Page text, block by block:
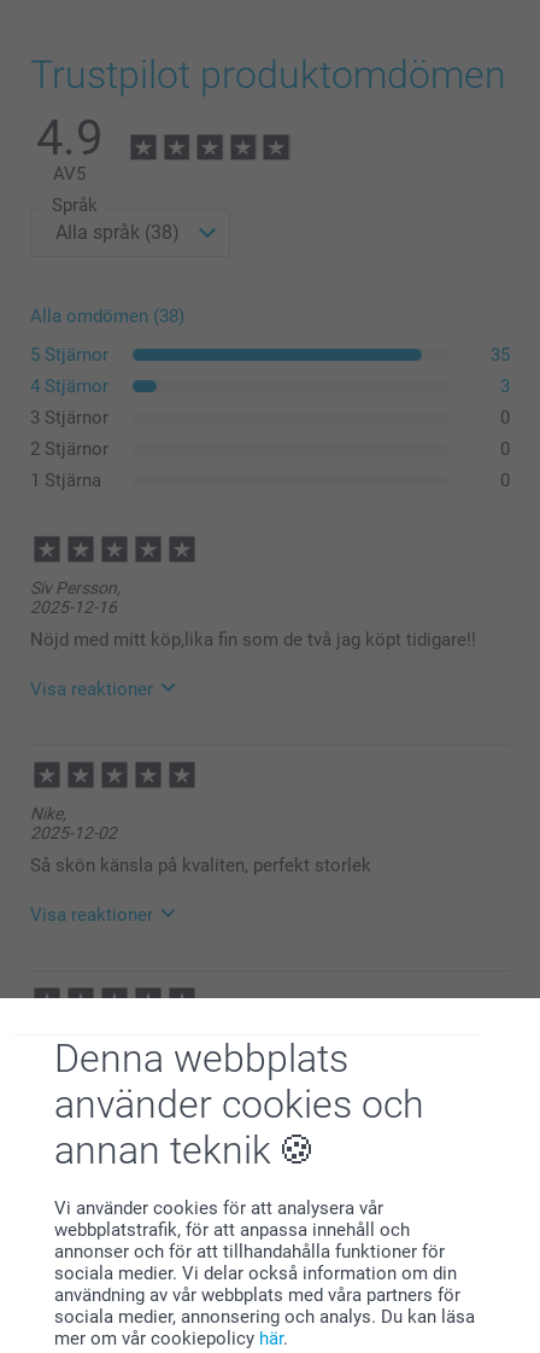
Denna webbplats
använder cookies och
annan teknik
Vi använder cookies för att analysera vår
webbplatstrafik, för att anpassa innehåll och
annonser och för att tillhandahålla funktioner för
sociala medier. Vi delar också information om din
användning av vår webbplats med våra partners för
sociala medier, annonsering och analys. Du kan läsa
mer om vår cookiepolicy här.
Trustpilot produktomdömen
4.9
AV5
Språk
Alla omdömen (38)
5 Stjärnor
35
4 Stjärnor
3
3 Stjärnor
0
2 Stjärnor
0
1 Stjärna
0
Siv Persson,
2025-12-16
Nöjd med mitt köp,lika fin som de två jag köpt tidigare!!
Visa reaktioner
13:48
Hej Siv,
shoppingkassar.
Tack för att du valt att beställa från oss. 💕
Varma hälsningar
Pernilla @smartphoto
Nike,
2025-12-02
Så skön känsla på kvaliten, perfekt storlek
Visa reaktioner
08:25
Tack för ⭐️⭐️⭐⭐️⭐️! Det glädjer oss att du är nöjd med
din beställning.
🩵-liga hälsningar
Pernilla @smartphoto
2024-03-22
Bra storlek och bra kvalitet
Visa reaktioner
2024-03-25
14:41
Hej Karin,
Stort tack för dina 5 stjärnor och omdöme, kul att du
är nöjd med din shoppingkasse, vi hoppas du har
användning av den under lång tid framöver!
Vi önskar dig en fin dag!
2023-12-31
Mycket nöjd